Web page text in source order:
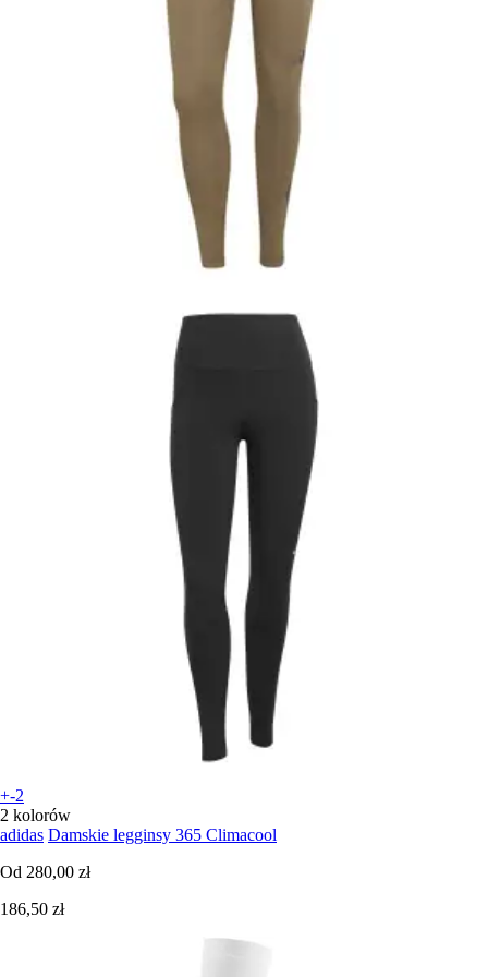
+-2
2 kolorów
adidas Damskie legginsy 365 Climacool
Od 280,00 zł
186,50 zł